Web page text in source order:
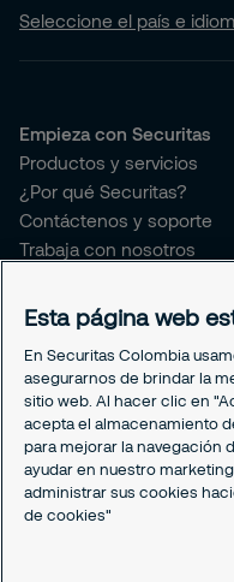
Seleccione el país e
Empieza con Securitas
Productos y servicios
¿Por qué Securitas?
Contáctenos y soporte
Trabaja con nosotros
Sobre Securitas Colombia
Sobre nosotros
¿Quieres ser proveedor
Prensa y comunicaciones
Sostenibilidad
Nuestro Gobierno
My Learning Securitas
Esta página web
En Securitas Colombia
asegurarnos de brindar la
sitio web. Al hacer clic en
acepta el almacenamiento
para mejorar la navegación
ayudar en nuestro
administrar sus cookies
de cookies"